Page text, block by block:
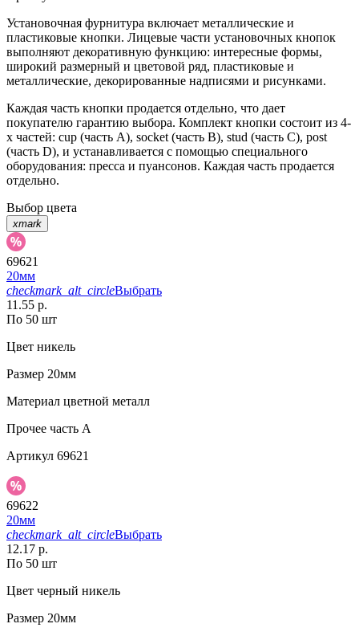
Установочная фурнитура включает металлические и
пластиковые кнопки. Лицевые части установочных кнопок
выполняют декоративную функцию: интересные формы,
широкий размерный и цветовой ряд, пластиковые и
металлические, декорированные надписями и рисунками.
Каждая часть кнопки продается отдельно, что дает
покупателю гарантию выбора. Комплект кнопки состоит из 4-
х частей: cup (часть А), socket (часть В), stud (часть С), post
(часть D), и устанавливается с помощью специального
оборудования: пресса и пуансонов. Каждая часть продается
отдельно.
Выбор цвета
xmark
69621
20мм
checkmark_alt_circleВыбрать
11.55 р.
По 50 шт
Цвет никель
Размер 20мм
Материал цветной металл
Прочее часть A
Артикул 69621
69622
20мм
checkmark_alt_circleВыбрать
12.17 р.
По 50 шт
Цвет черный никель
Размер 20мм